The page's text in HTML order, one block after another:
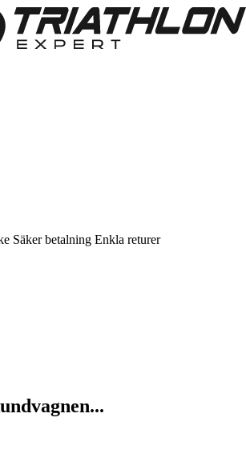
Säker betalning Enkla returer